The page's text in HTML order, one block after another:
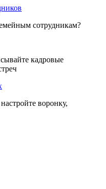
сотрудникам?
кадровые
воронку,